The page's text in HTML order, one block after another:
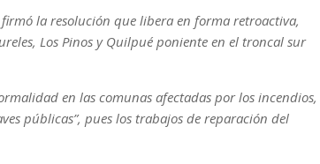
la resolución que libera en forma retroactiva,
Los Pinos y Quilpué poniente en el troncal sur
en las comunas afectadas por los incendios,
públicas”, pues los trabajos de reparación del